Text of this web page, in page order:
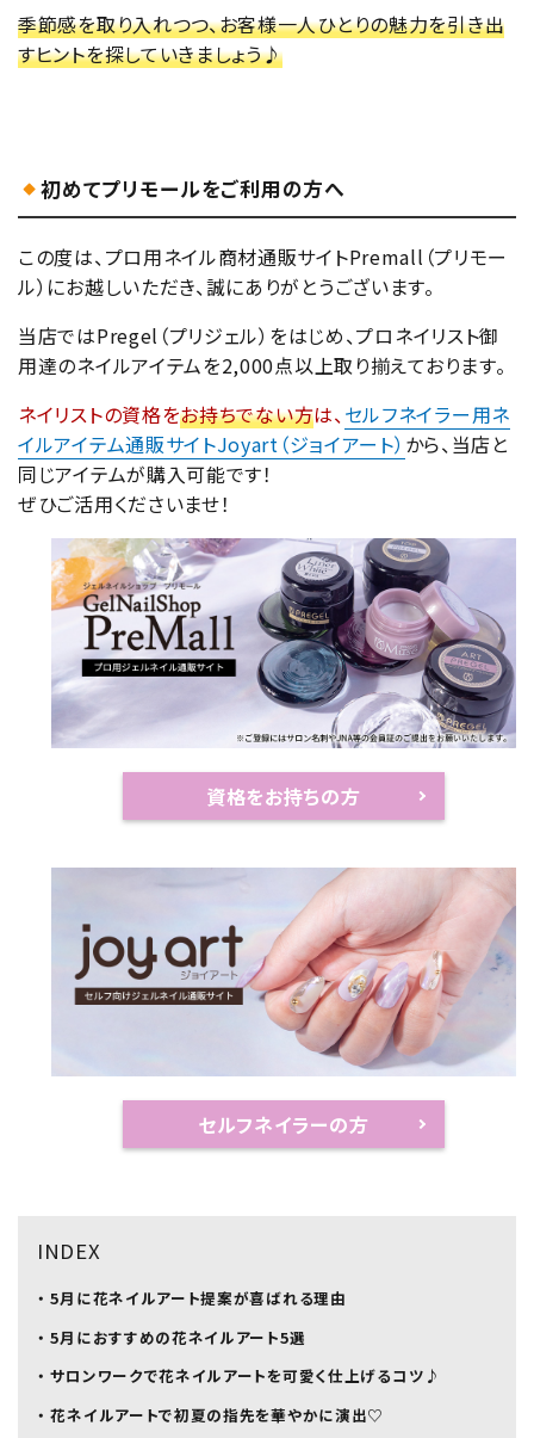
季節感を取り入れつつ、お客様一人ひとりの魅力を引き出
すヒントを探していきましょう♪
初めてプリモールをご利用の方へ
この度は、プロ用ネイル商材通販サイトPremall（プリモー
ル）にお越しいただき、誠にありがとうございます。
当店ではPregel（プリジェル）をはじめ、プロネイリスト御
用達のネイルアイテムを2,000点以上取り揃えております。
ネイリストの資格をお持ちでない方は、セルフネイラー用ネ
イルアイテム通販サイトJoyart（ジョイアート） から、当店と
同じアイテムが購入可能です！
ぜひご活用くださいませ！
資格をお持ちの方
セルフネイラーの方
INDEX
・ 5月に花ネイルアート提案が喜ばれる理由
・ 5月におすすめの花ネイルアート5選
・ サロンワークで花ネイルアートを可愛く仕上げるコツ♪
・ 花ネイルアートで初夏の指先を華やかに演出♡